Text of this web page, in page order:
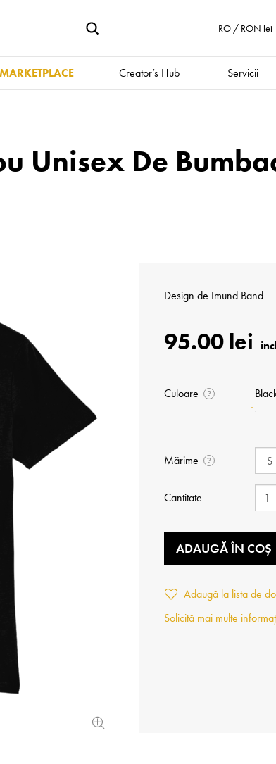
RO / RON lei
Creator’s Hub Servicii
Unisex De
Design de Imund Band
95.00 lei
Culoare ?
Mărime ?
Cantitate
ADAUGĂ ÎN COȘ
Adaugă la lista de
Solicită mai multe